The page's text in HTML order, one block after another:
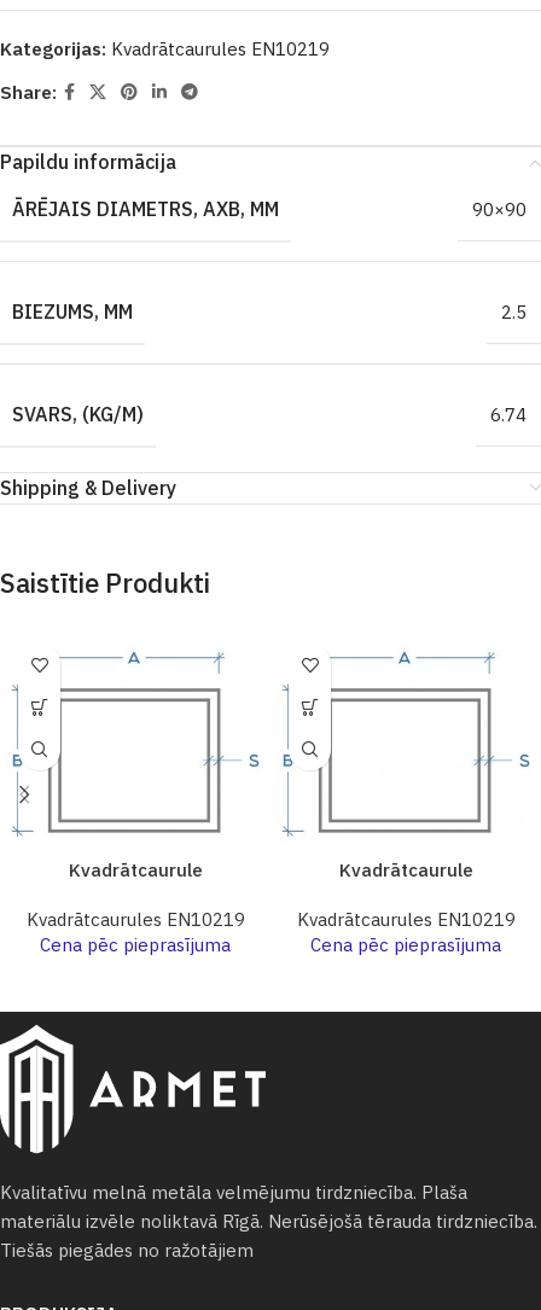
Kategorijas: Kvadrātcaurules EN10219
Share:
Papildu informācija
ĀRĒJAIS DIAMETRS, AXB, MM
90×90
BIEZUMS, MM 2.5
SVARS, (KG/M) 6.74
Shipping & Delivery
Saistītie Produkti
Kvadrātcaurule
Kvadrātcaurules EN10219
Cena pēc pieprasījuma
Kvadrātcaurule
Kvadrātcaurules EN10219
Cena pēc pieprasījuma
Kvalitatīvu melnā metāla velmējumu tirdzniecība. Plaša
materiālu izvēle noliktavā Rīgā. Nerūsējošā tērauda tirdzniecība.
Tiešās piegādes no ražotājiem